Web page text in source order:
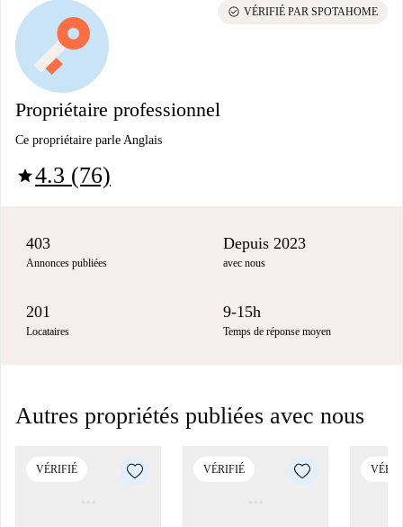
Propriétaire professionnel
Ce propriétaire parle Anglais
star4.3 (76)
check_circle VÉRIFIÉ PAR SPOTAHOME
403
Annonces publiées
Depuis 2023
avec nous
201
Locataires
9-15h
Temps de réponse moyen
Autres propriétés publiées avec nous
VÉRIFIÉ VÉRIFIÉ